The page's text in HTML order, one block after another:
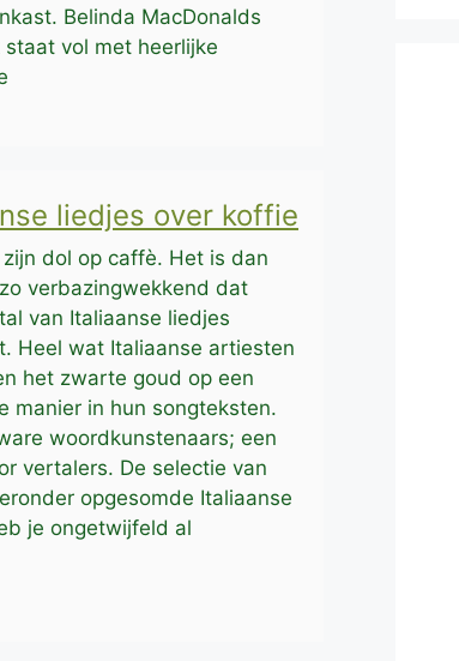
Belinda MacDonalds
staat vol met heerlijke
liedjes over koffie
dol op caffè. Het is dan
verbazingwekkend dat
van Italiaanse liedjes
Heel wat Italiaanse artiesten
het zwarte goud op een
manier in hun songteksten.
woordkunstenaars; een
vertalers. De selectie van
opgesomde Italiaanse
je ongetwijfeld al